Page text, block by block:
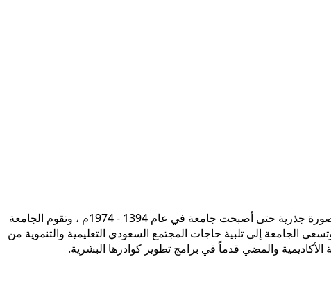
تأسست جامعة الإمام محمد بن سعود الإسلامية ممثلة في كلية الشريعة في سنة 1373هـ 1953م، وتطورت منذ ذلك الحين بصورة جذرية حتى أصبحت جامعة في عام 1394 - 1974م ، وتقوم الجامعة
الجامعة إلى تلبية حاجات المجتمع السعودي التعليمية والتنموية من
الأكاديمية والمضي قدماً في برامج تطوير كوادرها البشرية.